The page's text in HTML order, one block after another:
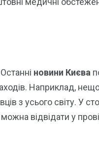
новини Києва
Наприклад,
з усього світу. У
відвідати у